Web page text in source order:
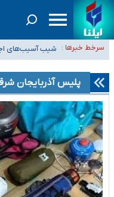
سرخط خبرها :
۵۰ ایستگاه هواشناسی در جنگ
در بوشهر و اهوازشیب آسیب‌های
رصد زنجیره‌ای معاملات برای
ذره‌بین مالیاتی
«حسین آقایاری»
ایرانی- افغانستانی
آسیب‌های جنگ، صدور گواهینامه
پلیس آذربایجان